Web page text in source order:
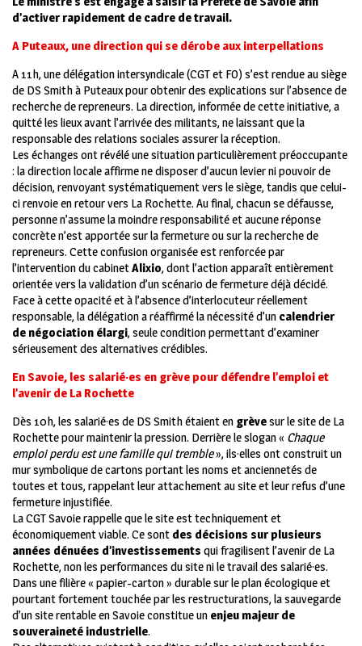
d’activer rapidement de cadre de travail.
A Puteaux, une direction qui se dérobe aux interpellations
A 11h, une délégation intersyndicale (CGT et FO) s’est rendue au siège
de DS Smith à Puteaux pour obtenir des explications sur l’absence de
recherche de repreneurs. La direction, informée de cette initiative, a
quitté les lieux avant l’arrivée des militants, ne laissant que la
responsable des relations sociales assurer la réception.
Les échanges ont révélé une situation particulièrement préoccupante
: la direction locale affirme ne disposer d’aucun levier ni pouvoir de
décision, renvoyant systématiquement vers le siège, tandis que celui-
ci renvoie en retour vers La Rochette. Au final, chacun se défausse,
personne n’assume la moindre responsabilité et aucune réponse
concrète n’est apportée sur la fermeture ou sur la recherche de
repreneurs. Cette confusion organisée est renforcée par
l’intervention du cabinetAlixio, dont l’action apparaît entièrement
orientée vers la validation d’un scénario de fermeture déjà décidé.
Face à cette opacité et à l’absence d’interlocuteur réellement
responsable, la délégation a réaffirmé la nécessité d’un calendrier
de négociation élargi, seule condition permettant d’examiner
sérieusement des alternatives crédibles.
En Savoie, les salarié·es en grève pour défendre l’emploi et
l’avenir de La Rochette
Dès 10h, les salarié·es de DS Smith étaient en grèvesur le site de La
Rochette pour maintenir la pression. Derrière le slogan « Chaque
emploi perdu est une famille qui tremble», ils·elles ont construit un
mur symbolique de cartons portant les noms et anciennetés de
toutes et tous, rappelant leur attachement au site et leur refus d’une
fermeture injustifiée.
La CGT Savoie rappelle que le site est techniquement et
économiquement viable. Ce sont des décisions sur plusieurs
années dénuées d’investissements qui fragilisent l’avenir de La
Rochette, non les performances du site ni le travail des salarié·es.
Dans une filière « papier-carton » durable sur le plan écologique et
pourtant fortement touchée par les restructurations, la sauvegarde
d’un site rentable en Savoie constitue un enjeu majeur de
souveraineté industrielle.